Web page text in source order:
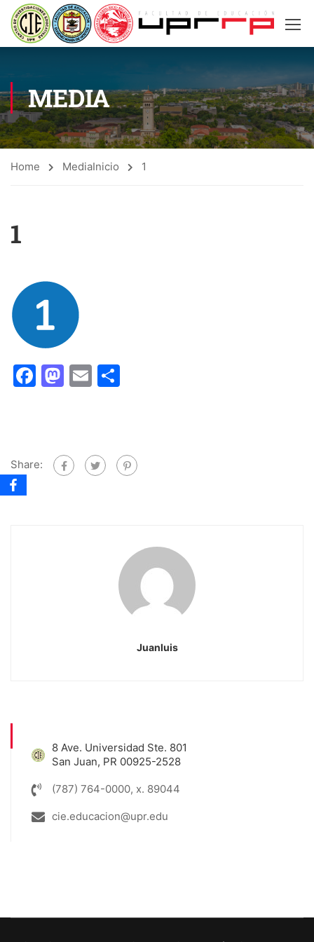
MEDIA
Home MediaInicio 1
1
Facebook
Mastodon
Email
Share:
Juanluis
8 Ave. Universidad Ste. 801
San Juan, PR 00925-2528
(787) 764-0000, x. 89044
cie.educacion@upr.edu